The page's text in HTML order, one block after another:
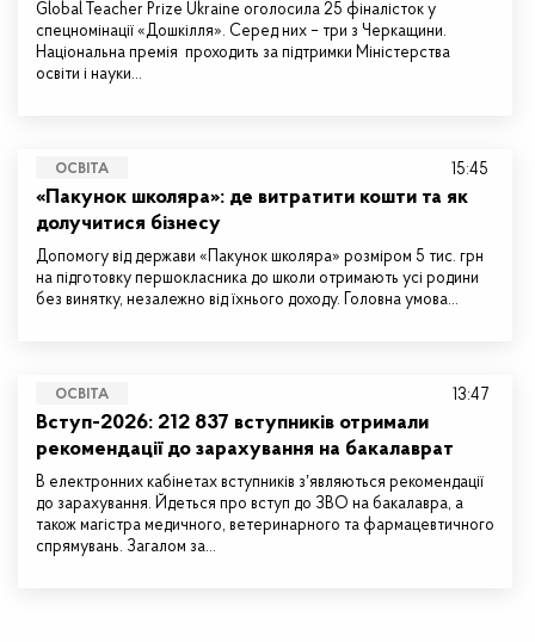
Global Teacher Prize Ukraine оголосила 25 фіналісток у
спецномінації «Дошкілля». Серед них – три з Черкащини.
Національна премія проходить за підтримки Міністерства
освіти і науки…
ОСВІТА
«Пакунок школяра»: де витратити кошти та як
долучитися бізнесу
Допомогу від держави «Пакунок школяра» розміром 5 тис. грн
на підготовку першокласника до школи отримають усі родини
без винятку, незалежно від їхнього доходу. Головна умова…
15:45
ОСВІТА
Вступ-2026: 212 837 вступників отримали
рекомендації до зарахування на бакалаврат
В електронних кабінетах вступників зʼявляються рекомендації
до зарахування. Йдеться про вступ до ЗВО на бакалавра, а
також магістра медичного, ветеринарного та фармацевтичного
спрямувань. Загалом за…
13:47